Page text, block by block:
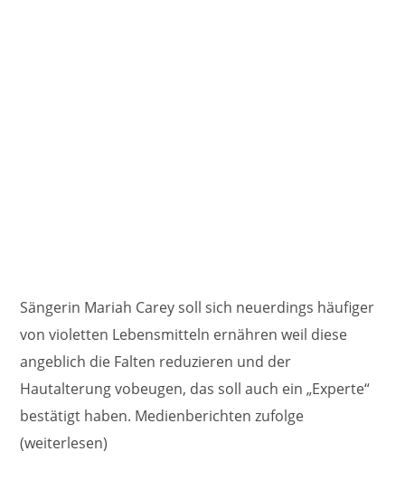
Sängerin Mariah Carey soll sich neuerdings häufiger
von violetten Lebensmitteln ernähren weil diese
angeblich die Falten reduzieren und der
Hautalterung vobeugen, das soll auch ein „Experte“
bestätigt haben. Medienberichten zufolge
(weiterlesen)